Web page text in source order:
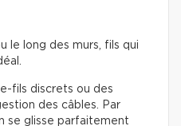
le long des murs, fils qui
fils discrets ou des
des câbles. Par
se glisse parfaitement